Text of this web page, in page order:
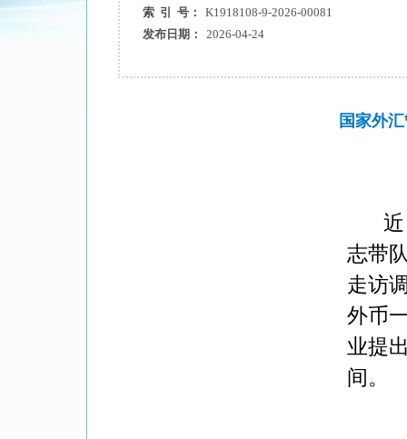
索 引 号：
K1918108-9-2026-00081
发布日期：
2026-04-24
国家外
志带
走访
外币
业提
间。